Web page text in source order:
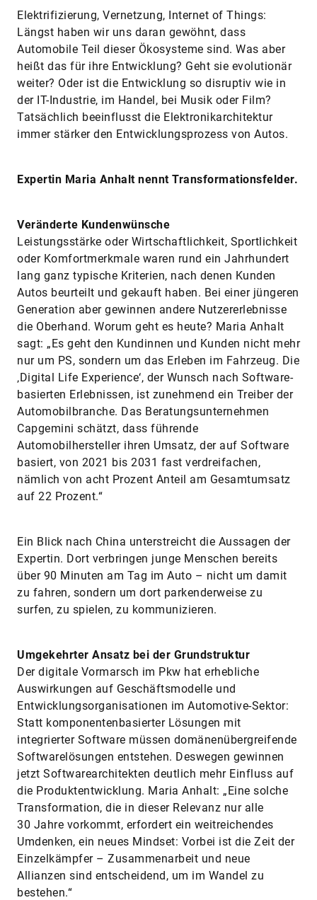
Elektrifizierung, Vernetzung, Internet of Things:
Längst haben wir uns daran gewöhnt, dass
Automobile Teil dieser Ökosysteme sind. Was aber
heißt das für ihre Entwicklung? Geht sie evolutionär
weiter? Oder ist die Entwicklung so disruptiv wie in
der IT-Industrie, im Handel, bei Musik oder Film?
Tatsächlich beeinflusst die Elektronikarchitektur
immer stärker den Entwicklungsprozess von Autos.
Expertin Maria Anhalt nennt Transformationsfelder.
Veränderte Kundenwünsche
Leistungsstärke oder Wirtschaftlichkeit, Sportlichkeit
oder Komfortmerkmale waren rund ein Jahrhundert
lang ganz typische Kriterien, nach denen Kunden
Autos beurteilt und gekauft haben. Bei einer jüngeren
Generation aber gewinnen andere Nutzererlebnisse
die Oberhand. Worum geht es heute? Maria Anhalt
sagt: „Es geht den Kundinnen und Kunden nicht mehr
nur um PS, sondern um das Erleben im Fahrzeug. Die
‚Digital Life Experience‘, der Wunsch nach Software-
basierten Erlebnissen, ist zunehmend ein Treiber der
Automobilbranche. Das Beratungsunternehmen
Capgemini schätzt, dass führende
Automobilhersteller ihren Umsatz, der auf Software
basiert, von 2021 bis 2031 fast verdreifachen,
nämlich von acht Prozent Anteil am Gesamtumsatz
auf 22 Prozent.“
Ein Blick nach China unterstreicht die Aussagen der
Expertin. Dort verbringen junge Menschen bereits
über 90 Minuten am Tag im Auto – nicht um damit
zu fahren, sondern um dort parkenderweise zu
surfen, zu spielen, zu kommunizieren.
Umgekehrter Ansatz bei der Grundstruktur
Der digitale Vormarsch im Pkw hat erhebliche
Auswirkungen auf Geschäftsmodelle und
Entwicklungsorganisationen im Automotive-Sektor:
Statt komponentenbasierter Lösungen mit
integrierter Software müssen domänenübergreifende
Softwarelösungen entstehen. Deswegen gewinnen
jetzt Softwarearchitekten deutlich mehr Einfluss auf
die Produkt­entwicklung. Maria Anhalt: „Eine solche
Transformation, die in dieser Relevanz nur alle
30 Jahre vorkommt, erfordert ein weitreichendes
Umdenken, ein neues Mindset: Vorbei ist die Zeit der
Einzelkämpfer – Zusammenarbeit und neue
Allianzen sind entscheidend, um im Wandel zu
bestehen.“